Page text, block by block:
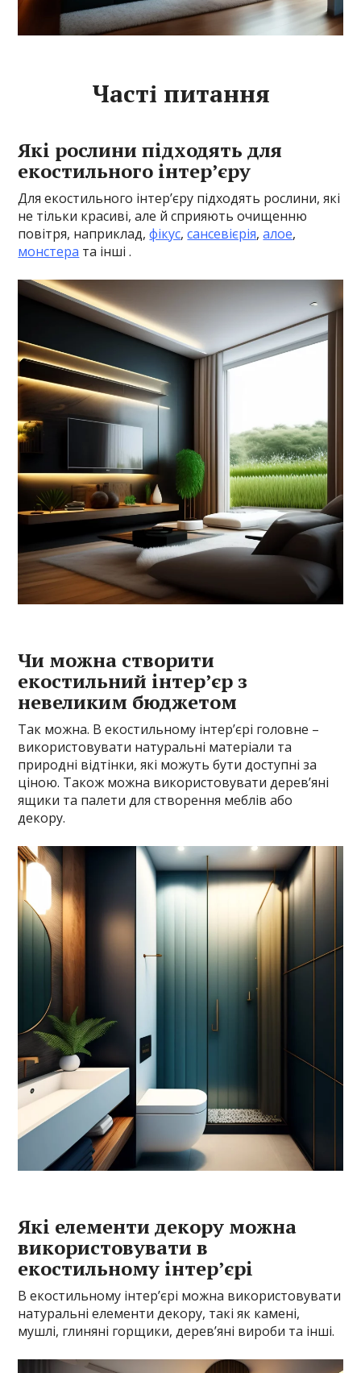
Часті питання
Які рослини підходять для
екостильного інтер’єру
Для екостильного інтер’єру підходять рослини, які
не тільки красиві, але й сприяють очищенню
повітря, наприклад,фікус,сансевієрія,алое,
монстера та інші .
Чи можна створити
екостильний інтер’єр з
невеликим бюджетом
Так можна. В екостильному інтер’єрі головне –
використовувати натуральні матеріали та
природні відтінки, які можуть бути доступні за
ціною. Також можна використовувати дерев’яні
ящики та палети для створення меблів або
декору.
Які елементи декору можна
використовувати в
екостильному інтер’єрі
В екостильному інтер’єрі можна використовувати
натуральні елементи декору, такі як камені,
мушлі, глиняні горщики, дерев’яні вироби та інші.